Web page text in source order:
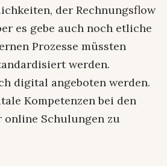
der Rechnungsflow
es gebe auch noch etliche
Prozesse müssten
werden.
digital angeboten werden.
Kompetenzen bei den
online Schulungen zu